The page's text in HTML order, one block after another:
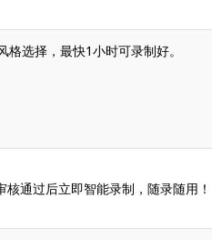
选择，最快1小时可录制好。
通过后立即智能录制，随录随用！